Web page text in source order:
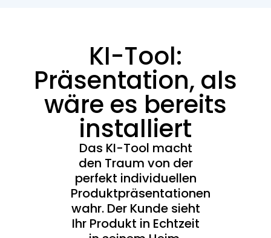
KI-Tool:
Präsentation, als
wäre es bereits
installiert
Das KI-Tool macht
den Traum von der
perfekt individuellen
Produktpräsentationen
wahr. Der Kunde sieht
Ihr Produkt in Echtzeit